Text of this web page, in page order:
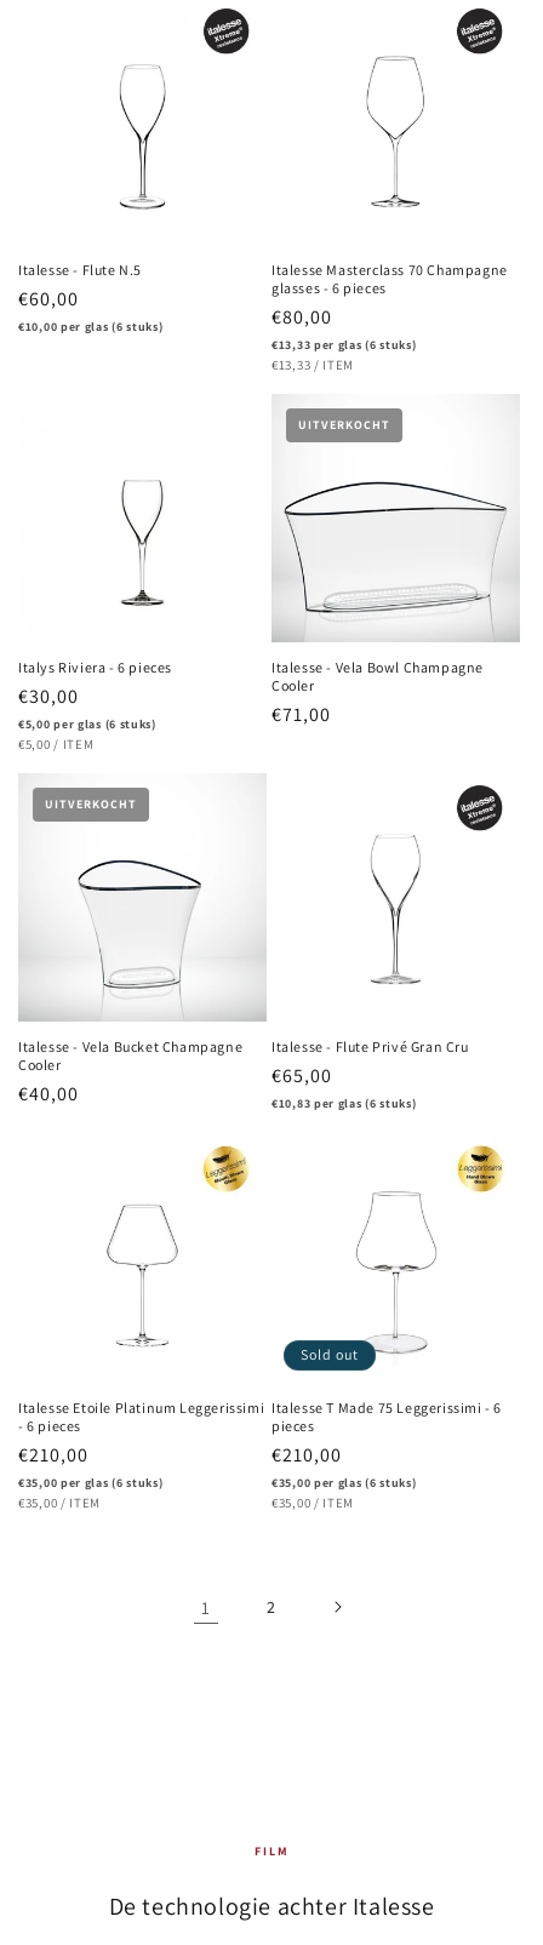
Italesse - Flute N.5
Regular
price
€60,00
€10,00 per glas (6 stuks)
Italesse Masterclass 70 Champagne
glasses - 6 pieces
Regular
price
€80,00
€13,33 per glas (6 stuks)
UNIT
€13,33 / PER
ITEM
Italys Riviera - 6 pieces
Regular
price
€30,00
€5,00 per glas (6 stuks)
UNIT
€5,00 / PER
ITEM
UITVERKOCHT
Italesse - Vela Bowl Champagne
Cooler
Regular
€71,00
UITVERKOCHT
Italesse - Vela Bucket Champagne
Cooler
Regular
€40,00
Italesse - Flute Privé Gran Cru
Regular
price
€65,00
€10,83 per glas (6 stuks)
Italesse Etoile Platinum Leggerissimi
- 6 pieces
Regular
price
€210,00
€35,00 per glas (6 stuks)
UNIT
€35,00 / PER
ITEM
Sold out
Italesse T Made 75 Leggerissimi - 6
pieces
Regular
price
€210,00
€35,00 per glas (6 stuks)
UNIT
€35,00 / PER
ITEM
1 2
FILM
De technologie achter Italesse